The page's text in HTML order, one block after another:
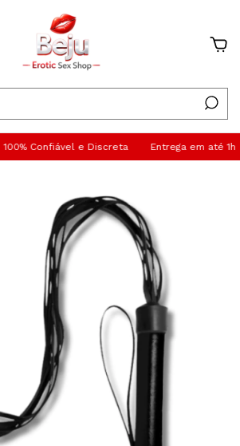
100% Confiável e Discreta Entrega em até 1h